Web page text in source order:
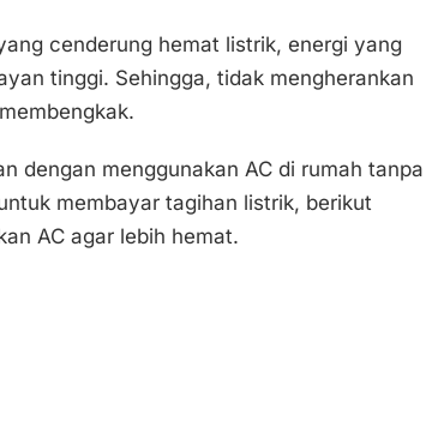
cenderung hemat listrik, energi yang
tinggi. Sehingga, tidak mengherankan
dengan menggunakan AC di rumah tanpa
membayar tagihan listrik, berikut
AC agar lebih hemat.